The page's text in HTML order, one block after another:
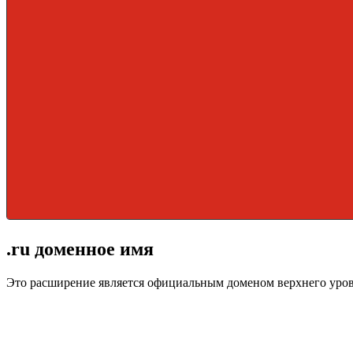
.ru доменное имя
Это расширение является официальным доменом верхнего